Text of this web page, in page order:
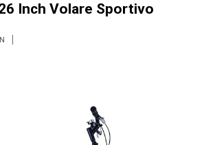
Inch Volare Sportivo